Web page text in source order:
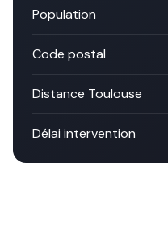
Population
Code postal
Distance Toulouse
Délai intervention